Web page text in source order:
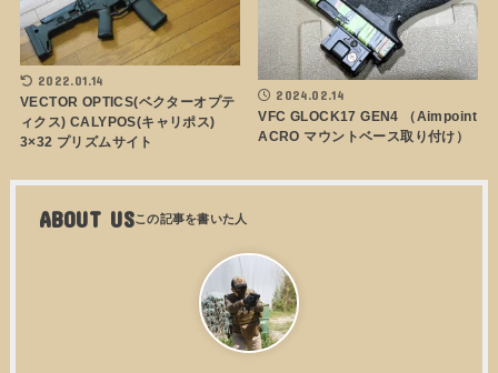
2022.01.14
VECTOR OPTICS(ベクターオプテ
ィクス) CALYPOS(キャリポス)
3×32 プリズムサイト
2024.02.14
VFC GLOCK17 GEN4 （Aimpoint
ACRO マウントベース取り付け）
ABOUT US